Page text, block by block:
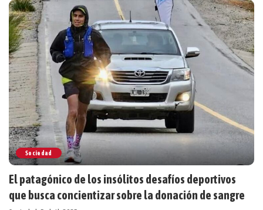
Sociedad
El patagónico de los insólitos desafíos deportivos
que busca concientizar sobre la donación de sangre